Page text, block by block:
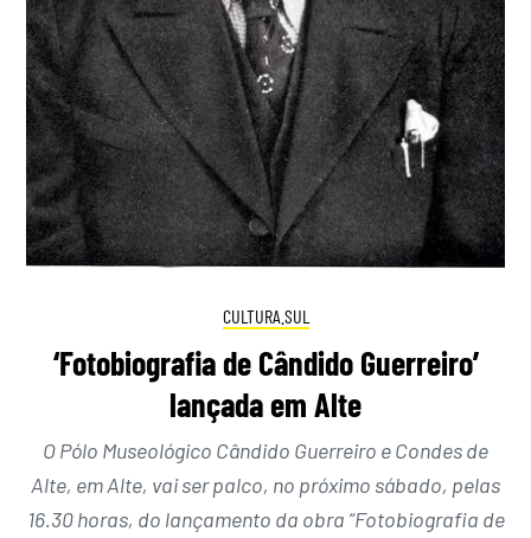
CULTURA.SUL
‘Fotobiografia de Cândido Guerreiro’
lançada em Alte
O Pólo Museológico Cândido Guerreiro e Condes de
Alte, em Alte, vai ser palco, no próximo sábado, pelas
16.30 horas, do lançamento da obra “Fotobiografia de